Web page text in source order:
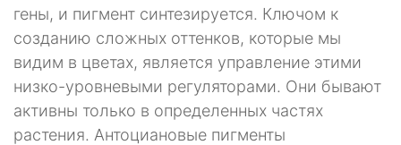
гены, и пигмент синтезируется. Ключом к
созданию сложных от­тенков, которые мы
видим в цветах, является управление этими
низко-уровневыми регуляторами. Они бывают
активны только в определенных частях
растения. Антоциановые пигменты